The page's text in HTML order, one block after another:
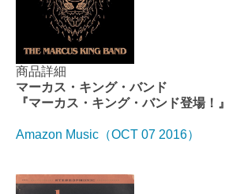
商品詳細
マーカス・キング・バンド
『マーカス・キング・バンド登場！』
Amazon Music（OCT 07 2016）